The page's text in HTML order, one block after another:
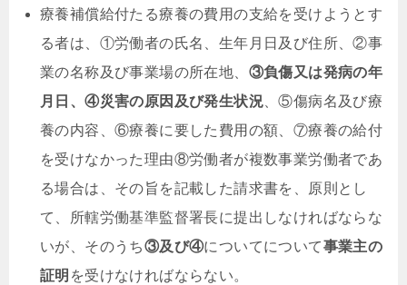
療養補償給付たる療養の費用の支給を受けようとす
る者は、①労働者の氏名、生年月日及び住所、②事
業の名称及び事業場の所在地、 ③負傷又は発病の年
月日、④災害の原因及び発生状況、⑤傷病名及び療
養の内容、⑥療養に要した費用の額、⑦療養の給付
を受けなかった理由⑧労働者が複数事業労働者であ
る場合は、その旨を記載した請求書を、原則とし
て、所轄労働基準監督署長に提出しなければならな
いが、そのうち③及び④についてについて事業主の
証明 を受けなければならない。